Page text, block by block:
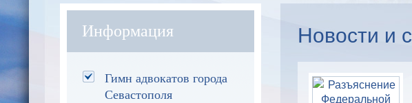
Новости и
Информация
Гимн адвокатов города
Севастополя